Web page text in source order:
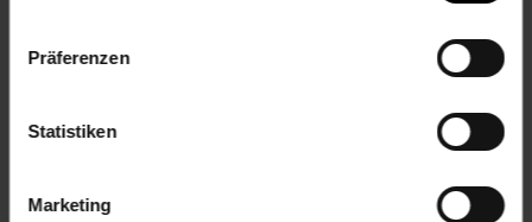
Präferenzen
Statistiken
Marketing